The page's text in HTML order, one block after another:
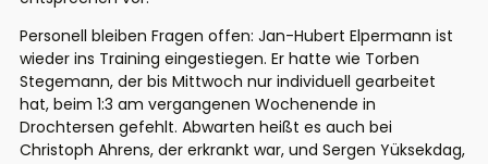
Personell bleiben Fragen offen: Jan-Hubert Elpermann ist
wieder ins Training eingestiegen. Er hatte wie Torben
Stegemann, der bis Mittwoch nur individuell gearbeitet
hat, beim 1:3 am vergangenen Wochenende in
Drochtersen gefehlt. Abwarten heißt es auch bei
Christoph Ahrens, der erkrankt war, und Sergen Yüksekdag,